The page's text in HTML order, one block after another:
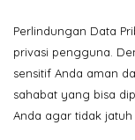
Perlindungan Data
privasi pengguna.
sensitif Anda aman
sahabat yang bisa
Anda agar tidak